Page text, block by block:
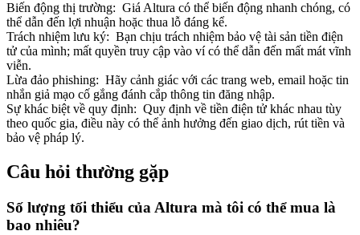
Đối tác Bitrue
Lên đến 65% hoa hồng!
Biến động thị trường: Giá Altura có thể biến động nhanh chóng, có
thể dẫn đến lợi nhuận hoặc thua lỗ đáng kể.
Trách nhiệm lưu ký: Bạn chịu trách nhiệm bảo vệ tài sản tiền điện
tử của mình; mất quyền truy cập vào ví có thể dẫn đến mất mát vĩnh
viễn.
Lừa đảo phishing: Hãy cảnh giác với các trang web, email hoặc tin
nhắn giả mạo cố gắng đánh cắp thông tin đăng nhập.
Sự khác biệt về quy định: Quy định về tiền điện tử khác nhau tùy
theo quốc gia, điều này có thể ảnh hưởng đến giao dịch, rút tiền và
bảo vệ pháp lý.
Câu hỏi thường gặp
Số lượng tối thiểu của Altura mà tôi có thể mua là
bao nhiêu?